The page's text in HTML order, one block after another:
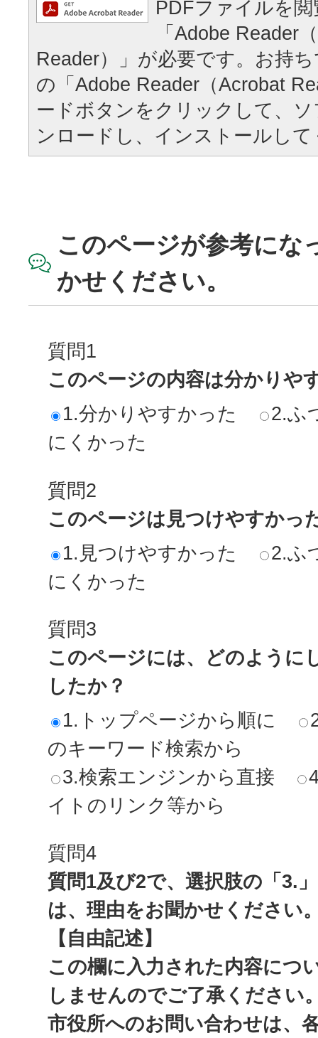
PDFファイルを
「Adobe Reader
Reader）」が必要です。お持
の「Adobe Reader（Acrobat
ードボタンをクリックして、
ンロードし、インストールし
このページが参考にな
かせください。
質問1
このページの内容は分かりや
1.分かりやすかった
2.ふ
にくかった
質問2
このページは見つけやすかっ
1.見つけやすかった
2.ふ
にくかった
質問3
このページには、どのように
したか？
1.トップページから順に
のキーワード検索から
3.検索エンジンから直接
イトのリンク等から
質問4
質問1及び2で、選択肢の「3.
は、理由をお聞かせください
【自由記述】
この欄に入力された内容につ
しませんのでご了承ください
市役所へのお問い合わせは、